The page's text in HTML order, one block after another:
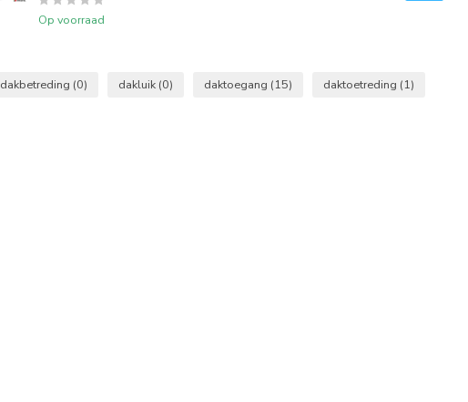
Op voorraad
dakbetreding (0) dakluik (0) daktoegang (15) daktoetreding (1)